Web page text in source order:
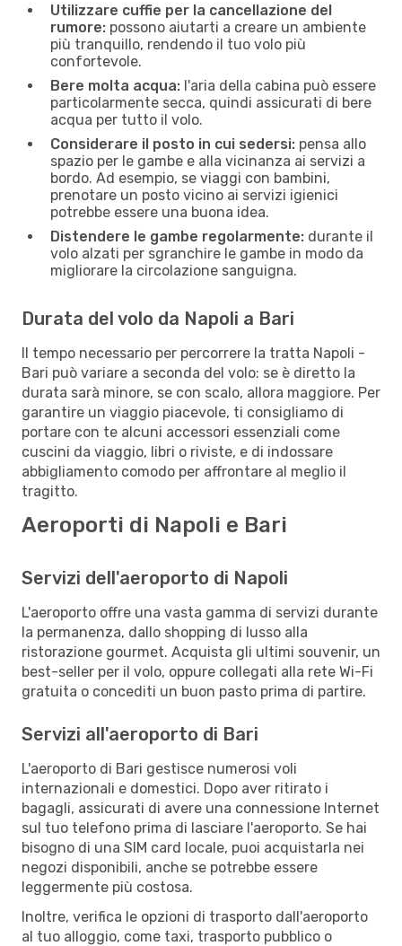
Utilizzare cuffie per la cancellazione del
rumore: possono aiutarti a creare un ambiente
più tranquillo, rendendo il tuo volo più
confortevole.
Bere molta acqua: l'aria della cabina può essere
particolarmente secca, quindi assicurati di bere
acqua per tutto il volo.
Considerare il posto in cui sedersi: pensa allo
spazio per le gambe e alla vicinanza ai servizi a
bordo. Ad esempio, se viaggi con bambini,
prenotare un posto vicino ai servizi igienici
potrebbe essere una buona idea.
Distendere le gambe regolarmente: durante il
volo alzati per sgranchire le gambe in modo da
migliorare la circolazione sanguigna.
Durata del volo da Napoli a Bari
Il tempo necessario per percorrere la tratta Napoli -
Bari può variare a seconda del volo: se è diretto la
durata sarà minore, se con scalo, allora maggiore. Per
garantire un viaggio piacevole, ti consigliamo di
portare con te alcuni accessori essenziali come
cuscini da viaggio, libri o riviste, e di indossare
abbigliamento comodo per affrontare al meglio il
tragitto.
Aeroporti di Napoli e Bari
Servizi dell'aeroporto di Napoli
L'aeroporto offre una vasta gamma di servizi durante
la permanenza, dallo shopping di lusso alla
ristorazione gourmet. Acquista gli ultimi souvenir, un
best-seller per il volo, oppure collegati alla rete Wi-Fi
gratuita o concediti un buon pasto prima di partire.
Servizi all'aeroporto di Bari
L'aeroporto di Bari gestisce numerosi voli
internazionali e domestici. Dopo aver ritirato i
bagagli, assicurati di avere una connessione Internet
sul tuo telefono prima di lasciare l'aeroporto. Se hai
bisogno di una SIM card locale, puoi acquistarla nei
negozi disponibili, anche se potrebbe essere
leggermente più costosa.
Inoltre, verifica le opzioni di trasporto dall'aeroporto
al tuo alloggio, come taxi, trasporto pubblico o